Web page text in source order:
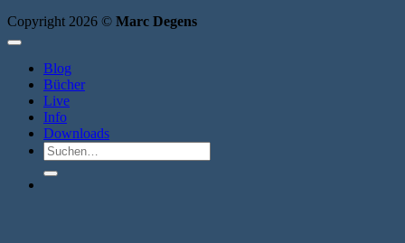
Copyright 2026 © Marc Degens
Blog
Bücher
Live
Info
Downloads
Suche
nach: